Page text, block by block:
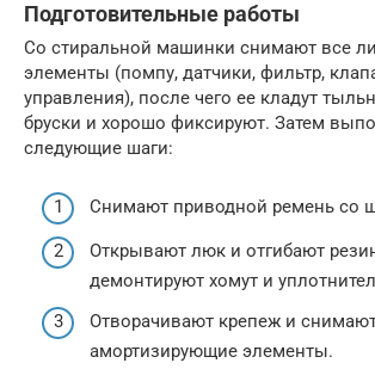
Подготовительные работы
Со стиральной машинки снимают все
элементы (помпу, датчики, фильтр,
управления), после чего ее кладут
бруски и хорошо фиксируют. Затем
следующие шаги:
Снимают приводной ремень со
Открывают люк и отгибают
демонтируют хомут и
Отворачивают крепеж и
амортизирующие элементы.